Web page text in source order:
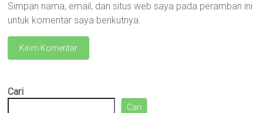
Simpan nama, email, dan situs web saya pada peramban ini
untuk komentar saya berikutnya.
Cari
Cari